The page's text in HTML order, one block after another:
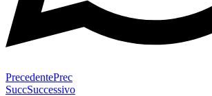
PrecedentePrec
SuccSuccessivo